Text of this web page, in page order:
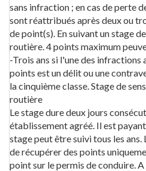
sans infraction ; en cas de perte
sont réattribués après deux ou
de point(s). En suivant un stage
routière. 4 points maximum
-Trois ans si l'une des
points est un délit ou une
la cinquième classe. Stage de
routière
Le stage dure deux jours
établissement agréé. Il est
stage peut être suivi tous les
de récupérer des points
point sur le permis de conduire.